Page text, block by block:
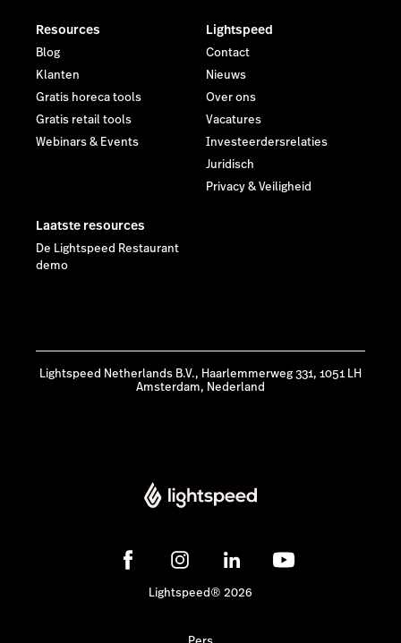
Resources
Blog
Klanten
Gratis horeca tools
Gratis retail tools
Webinars & Events
Lightspeed
Contact
Nieuws
Over ons
Vacatures
Investeerdersrelaties
Juridisch
Privacy & Veiligheid
Laatste resources
De Lightspeed Restaurant
demo
Lightspeed Netherlands B.V., Haarlemmerweg 331, 1051 LH
Amsterdam, Nederland
Lightspeed® 2026